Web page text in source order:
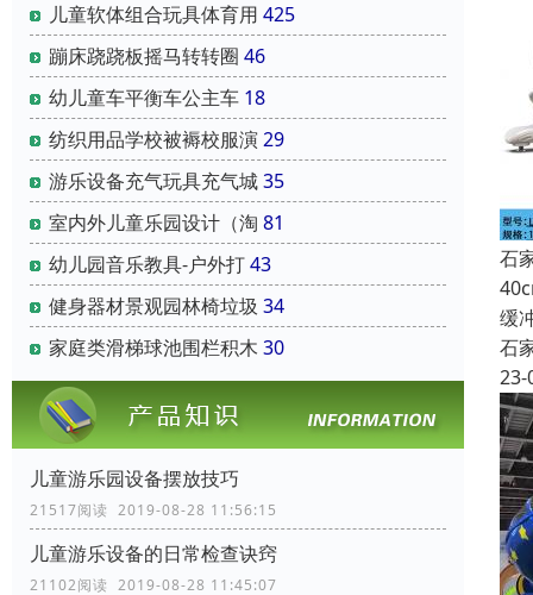
儿童软体组合玩具体育用 425
蹦床跷跷板摇马转转圈 46
幼儿童车平衡车公主车 18
纺织用品学校被褥校服演29
游乐设备充气玩具充气城35
室内外儿童乐园设计（淘 81
幼儿园音乐教具-户外打43
健身器材景观园林椅垃圾 34
家庭类滑梯球池围栏积木 30
儿童游乐园设备摆放技巧
21517阅读 2019-08-28 11:56:15
儿童游乐设备的日常检查诀窍
21102阅读 2019-08-28 11:45:07
石
缓
石
23-